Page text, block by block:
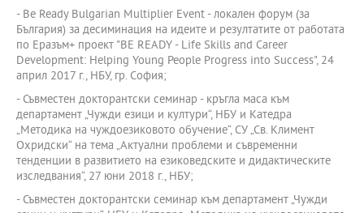
- Be Ready Bulgarian Multiplier Event - локален форум (за
България) за десиминация на идеите и резултатите от работата
по Еразъм+ проект "BE READY - Life Skills and Career
Development: Helping Young People Progress into Success", 24
април 2017 г., НБУ, гр. София;
- Съвместен докторантски семинар - кръгла маса към
департамент „Чужди езици и култури“, НБУ и Катедра
„Методика на чуждоезиковото обучение“, СУ „Св. Климент
Охридски“ на тема „Актуални проблеми и съвременни
тенденции в развитието на езиковедските и дидактическите
изследвания“, 27 юни 2018 г., НБУ;
- Съвместен докторантски семинар към департамент „Чужди